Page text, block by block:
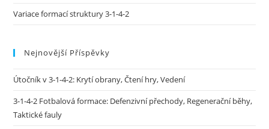
Variace formací struktury 3-1-4-2
Nejnovější Příspěvky
Útočník v 3-1-4-2: Krytí obrany, Čtení hry, Vedení
3-1-4-2 Fotbalová formace: Defenzivní přechody, Regenerační běhy,
Taktické fauly